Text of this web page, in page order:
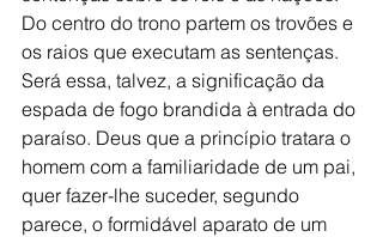
Do centro do trono partem os trovões e
os raios que executam as sentenças.
Será essa, talvez, a significação da
espada de fogo brandida à entrada do
paraíso. Deus que a princípio tratara o
homem com a familiaridade de um pai,
quer fazer-lhe suceder, segundo
parece, o formidável aparato de um